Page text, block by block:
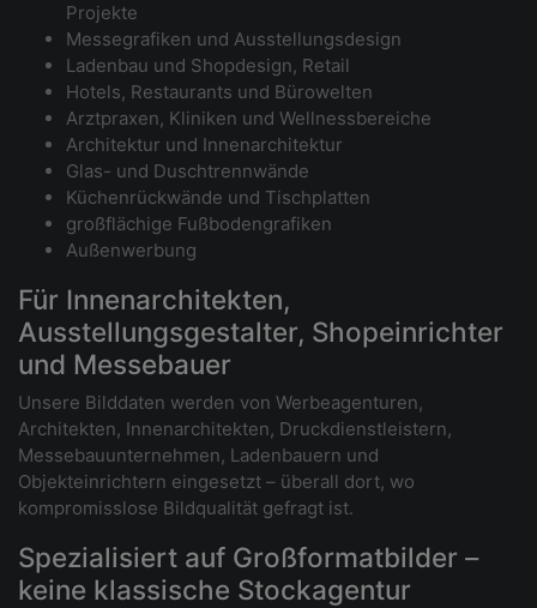
Projekte
Messegrafiken und Ausstellungsdesign
Ladenbau und Shopdesign, Retail
Hotels, Restaurants und Bürowelten
Arztpraxen, Kliniken und Wellnessbereiche
Architektur und Innenarchitektur
Glas- und Duschtrennwände
Küchenrückwände und Tischplatten
großflächige Fußbodengrafiken
Außenwerbung
Für Innenarchitekten,
Ausstellungsgestalter, Shopeinrichter
und Messebauer
Unsere Bilddaten werden von Werbeagenturen,
Architekten, Innenarchitekten, Druckdienstleistern,
Messebauunternehmen, Ladenbauern und
Objekteinrichtern eingesetzt – überall dort, wo
kompromisslose Bildqualität gefragt ist.
Spezialisiert auf Großformatbilder –
keine klassische Stockagentur